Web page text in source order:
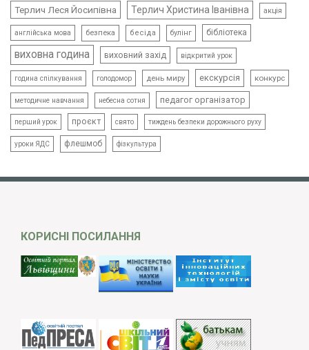
Терлич Леся Йосипівна Терлич Христина Іванівна акція
англійська мова безпека бесіда булінг бібліотека
виховна година виховний захід відкритий урок
година спілкування голодомор день миру екскурсія конкурс
методичне навчання небесна сотня педагог організатор
перший урок проєкт свято тиждень безпеки дорожнього руху
уроки ЯДС флешмоб фізкультура
КОРИСНІ ПОСИЛАННЯ